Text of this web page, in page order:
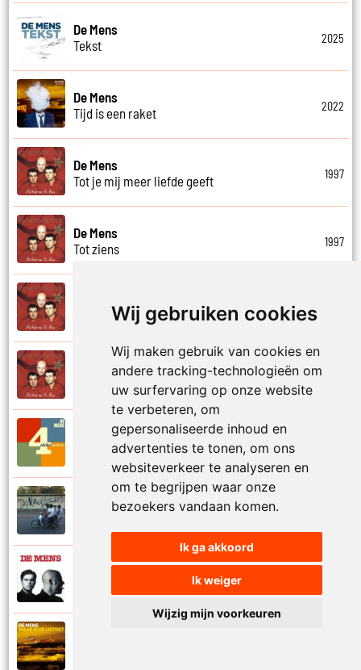
Wij gebruiken cookies
Wij maken gebruik van cookies en
andere tracking-technologieën om
uw surfervaring op onze website
te verbeteren, om
gepersonaliseerde inhoud en
advertenties te tonen, om ons
websiteverkeer te analyseren en
om te begrijpen waar onze
bezoekers vandaan komen.
Ik ga akkoord
Ik weiger
Wijzig mijn voorkeuren
De Mens
Tekst
2025
De Mens
Tijd is een raket
2022
De Mens
Tot je mij meer liefde geeft
1997
De Mens
Tot ziens
1997
Val niet in liefde I
De Mens
Val niet in liefde II
De Mens
Vier akkoorden
De Mens
De Mens
Vrijheid die niet eenzaam is